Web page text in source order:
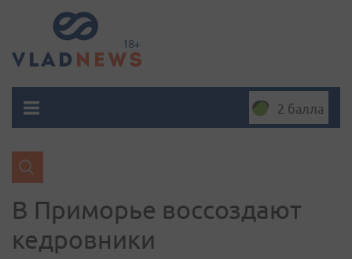
2 балла
В Приморье воссоздают
кедровники